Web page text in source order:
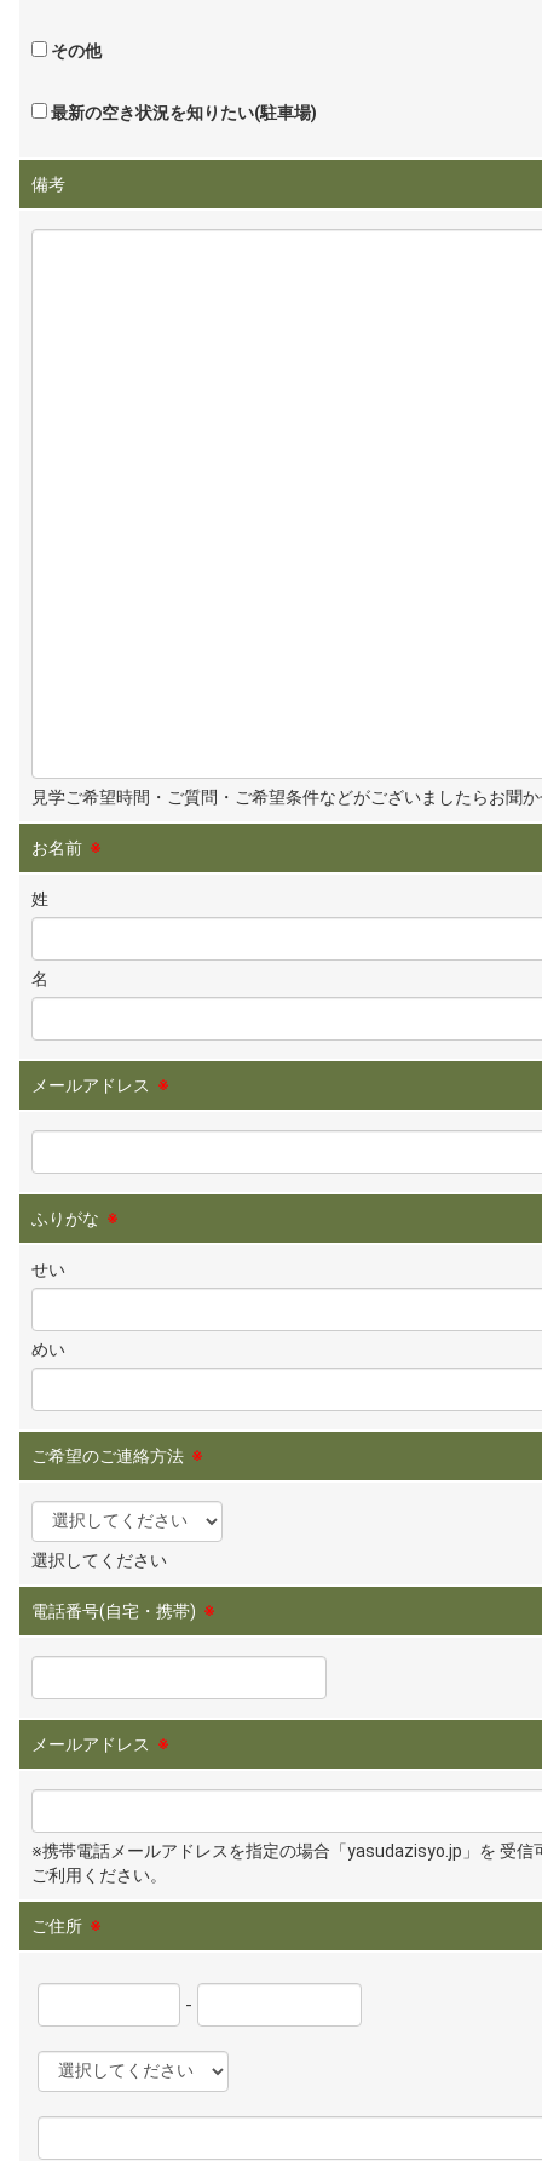
その他
最新の空き状況を知りたい(駐車場)
備考
見学ご希望時間・ご質問・ご希望条件などがございましたらお聞
お名前 ※
姓
名
メールアドレス ※
ふりがな ※
せい
めい
ご希望のご連絡方法 ※
選択してください
電話番号(自宅・携帯) ※
メールアドレス ※
※携帯電話メールアドレスを指定の場合「yasudazisyo.jp」を 受信
ご利用ください。
ご住所 ※
-